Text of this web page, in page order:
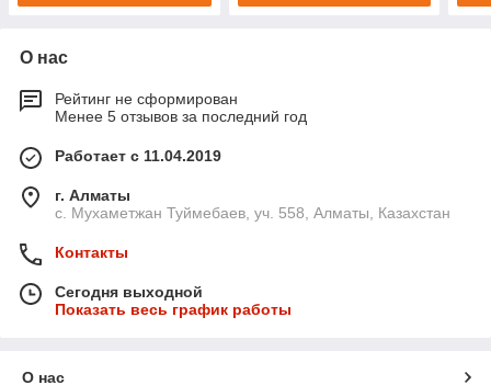
О нас
Рейтинг не сформирован
Менее 5 отзывов за последний год
Работает с 11.04.2019
г. Алматы
с. Мухаметжан Туймебаев, уч. 558, Алматы, Казахстан
Контакты
Сегодня выходной
Показать весь график работы
О нас